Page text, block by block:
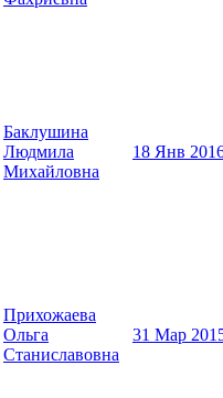
Баклушина
Людмила
Михайловна
18 Янв
Прихожаева
Ольга
Станиславовна
31 Мар